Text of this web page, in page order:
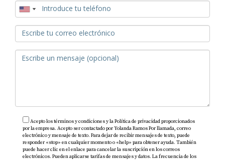
Acepto los términos y condiciones y la Política de privacidad proporcionados
por la empresa. Acepto ser contactado por Yolanda Ramos Por llamada, correo
electrónico y mensaje de texto. Para dejar de recibir mensajes de texto, puede
responder «stop» en cualquier momento o «help» para obtener ayuda. También
puede hacer clic en el enlace para cancelar la suscripción en los correos
electrónicos. Pueden aplicarse tarifas de mensajes y datos. La frecuencia de los